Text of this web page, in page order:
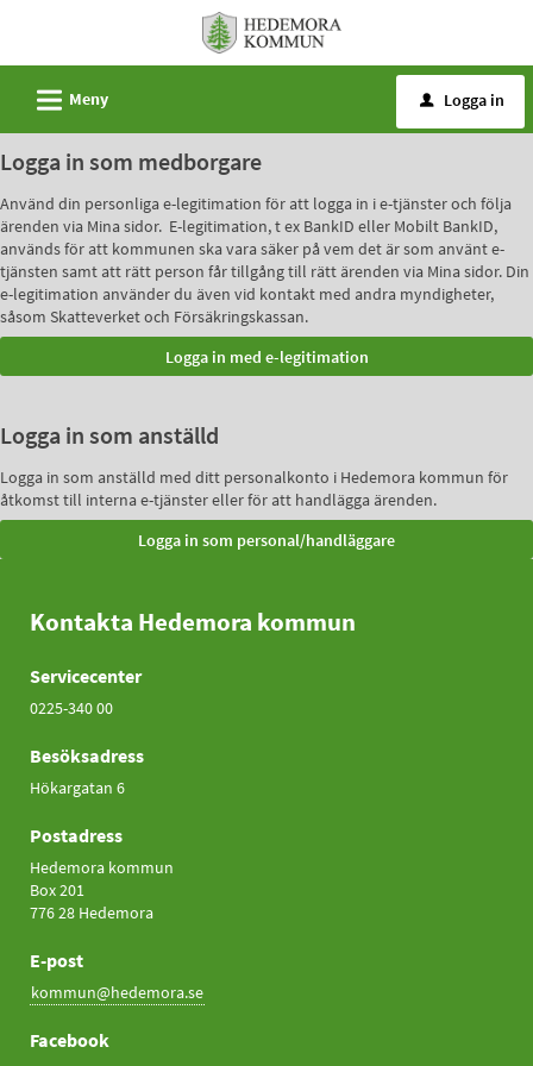
tjänster
-
Hedemora
kommun
L Meny u Logga in
Logga in som medborgare
Använd din personliga e-legitimation för att logga in i e-tjänster och följa
ärenden via Mina sidor. E-legitimation, t ex BankID eller Mobilt BankID,
används för att kommunen ska vara säker på vem det är som använt e-
tjänsten samt att rätt person får tillgång till rätt ärenden via Mina sidor. Din
e-legitimation använder du även vid kontakt med andra myndigheter,
såsom Skatteverket och Försäkringskassan.
Logga in som anställd
Logga in som anställd med ditt personalkonto i Hedemora kommun för
åtkomst till interna e-tjänster eller för att handlägga ärenden.
Kontakta Hedemora kommun
Servicecenter
0225-340 00
Besöksadress
Hökargatan 6
Postadress
Hedemora kommun
Box 201
776 28 Hedemora
E-post
kommun@hedemora.se
Facebook